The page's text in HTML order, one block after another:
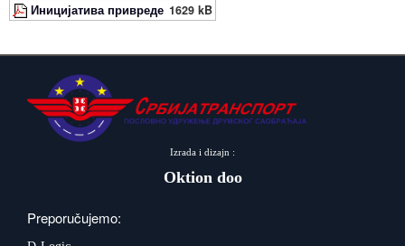
Иницијатива привреде 1629 kB
Izrada i dizajn :
Oktion doo
Preporučujemo: